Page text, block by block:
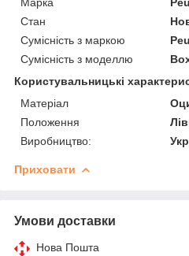
Стан
Сумісність з маркою
Сумісність з моделлю
Користувальницькі
Матеріал
Положення
Виробництво:
Приховати
Умови доставки
Нова Пошта